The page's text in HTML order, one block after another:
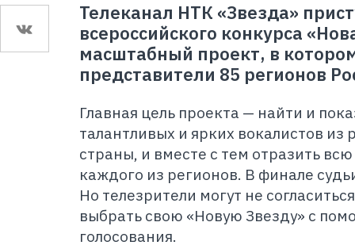
Телеканал НТК «Звезда»
всероссийского конкурса
масштабный проект, в
представители 85 регионов
Главная цель проекта — найти и
талантливых и ярких вокалистов из
страны, и вместе с тем отразить
каждого из регионов. В финале
Но телезрители могут не
выбрать свою «Новую Звезду» с
голосования.